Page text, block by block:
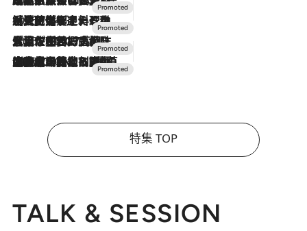
2026.7.24
【夏限定ディナーコース】旬を迎える稚鮎や花ズッキーニなどをイタリア・トスカーナの郷土料理の手法で満喫！
2026.7.17
「土佐和ハーブかき氷」がOMO7高知に登場！生姜、山椒、大葉など目にも舌にも涼を呼ぶ郷土の味
2026.7.10
NEW OPEN！【界 草津】名湯の地に誕生。趣の異なる2種の温泉と上州ならではの会席・蕎麦割烹など美食を味わう究極の癒やし旅
特集 TOP
TALK & SESSION